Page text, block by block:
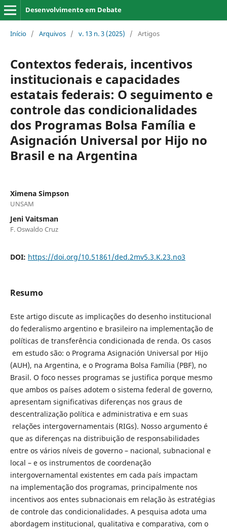
Desenvolvimento em Debate
Início / Arquivos / v. 13 n. 3 (2025) / Artigos
Contextos federais, incentivos
institucionais e capacidades
estatais federais: O seguimento e
controle das condicionalidades
dos Programas Bolsa Família e
Asignación Universal por Hijo no
Brasil e na Argentina
Ximena Simpson
UNSAM
Jeni Vaitsman
F. Oswaldo Cruz
DOI: https://doi.org/10.51861/ded.2mv5.3.K.23.no3
Resumo
Este artigo discute as implicações do desenho institucional
do federalismo argentino e brasileiro na implementação de
políticas de transferência condicionada de renda. Os casos
em estudo são: o Programa Asignación Universal por Hijo
(AUH), na Argentina, e o Programa Bolsa Família (PBF), no
Brasil. O foco nesses programas se justifica porque mesmo
que ambos os países adotem o sistema federal de governo,
apresentam significativas diferenças nos graus de
descentralização política e administrativa e em suas
relações intergovernamentais (RIGs). Nosso argumento é
que as diferenças na distribuição de responsabilidades
entre os vários níveis de governo – nacional, subnacional e
local – e os instrumentos de coordenação
intergovernamental existentes em cada país impactam
na implementação dos programas, principalmente nos
incentivos aos entes subnacionais em relação às estratégias
de controle das condicionalidades. A pesquisa adota uma
abordagem institucional, qualitativa e comparativa, com o